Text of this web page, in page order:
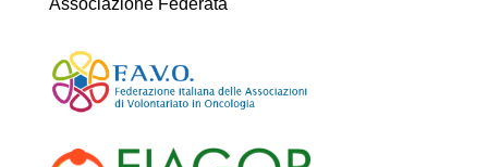
Associazione Federata